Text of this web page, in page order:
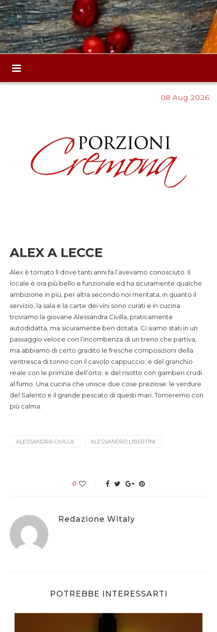
08 Aug 2026
ALEX A LECCE
Alex è tornato lì dove tanti anni fa l’avevamo conosciuto. Il
locale è ora più bello e funzionale ed ha sicuramente qualche
ambizione in più, per altra secondo noi meritata, in quanto il
servizio, la sala e la carte dei vini sono curati e in cucina
troviamo la giovane Alessandra Civilla, praticamente
autodidatta, ma sicuramente ben dotata. Ci siamo stati in un
passaggio veloce con l’incombenza di un treno che partiva,
ma abbiamo di certo gradito le fresche composizioni della
ventresca di tonno con il cavolo cappuccio; e del granchio
reale con le primizie dell’orto; e del risotto con gamberi crudi
al fumo. Una cucina che unisce due cose preziose: le verdure
del Salento e il grande pescato di questi mari. Torneremo con
più calma.
ALESSANDRA CIVILLA ALESSANDRO LIBERTINI
0
Redazione Witaly
POTREBBE INTERESSARTI